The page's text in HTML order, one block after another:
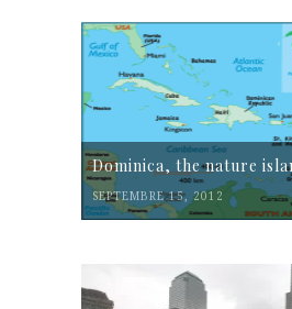
Dominica, the nature
SEPTEMBRE 15, 2012